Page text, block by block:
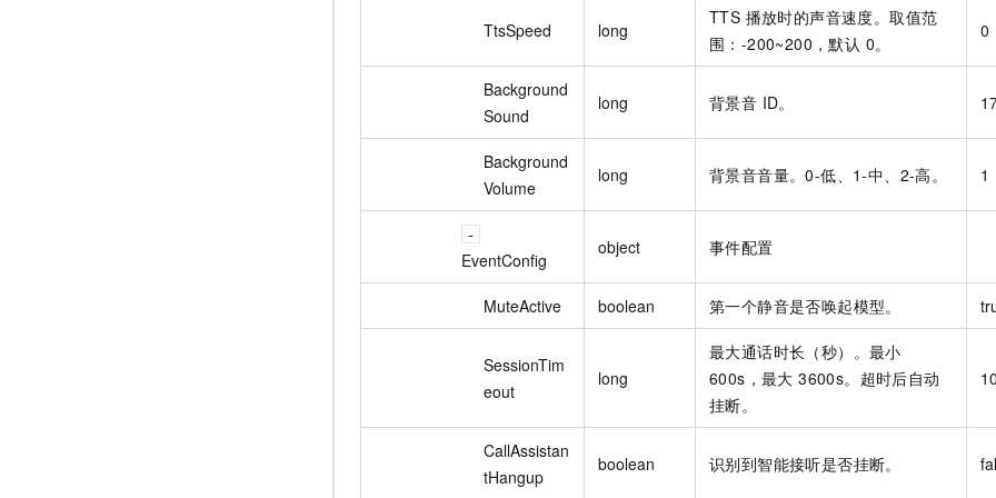
TtsSpeed long
TTS 播放时的声音速度。取值范
围：-200~200，默认 0。
0
Background
Sound
long 背景音 ID。
Background
Volume
long 背景音音量。0-低、1-中、2-高。 1
EventConfig
object 事件配置
MuteActive boolean 第一个静音是否唤起模型。
SessionTim
eout
long
最大通话时长（秒）。最小
600s，最大 3600s。超时后自动
挂断。
CallAssistan
tHangup
boolean 识别到智能接听是否挂断。